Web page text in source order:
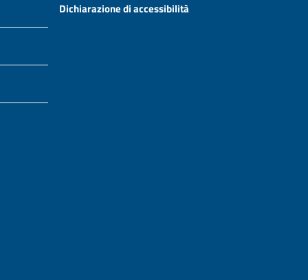
Dichiarazione di accessibilità